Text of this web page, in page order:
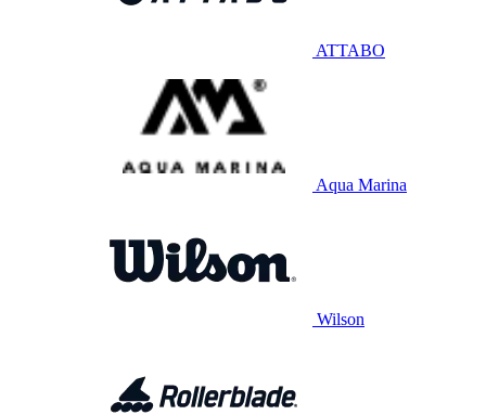
ATTABO
Aqua Marina
Wilson